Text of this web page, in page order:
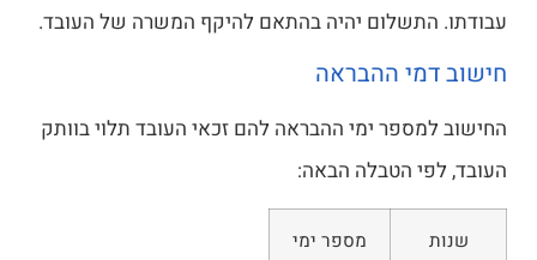
עבודתו. התשלום יהיה בהתאם להיקף המשרה של העובד.
חישוב דמי ההבראה
החישוב למספר ימי ההבראה להם זכאי העובד תלוי בוותק
העובד, לפי הטבלה הבאה:
שנות
מספר ימי